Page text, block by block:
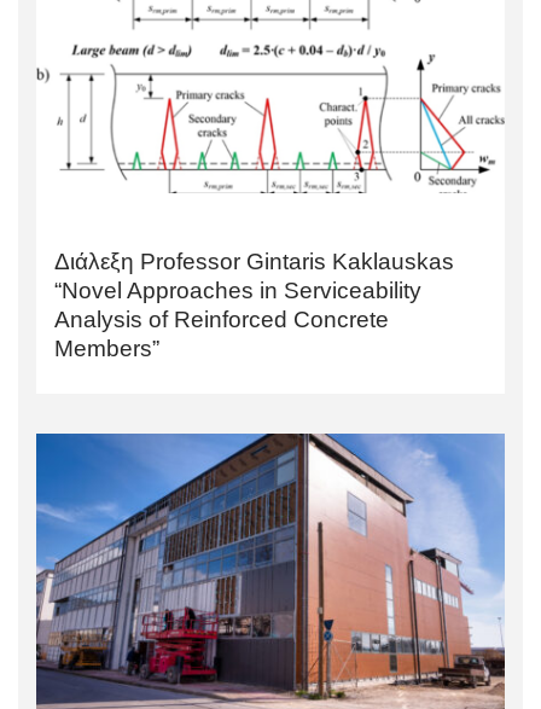
Διάλεξη Professor Gintaris Kaklauskas
“Novel Approaches in Serviceability
Analysis of Reinforced Concrete
Members”